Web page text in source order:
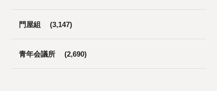
門屋組 (3,147)
青年会議所 (2,690)